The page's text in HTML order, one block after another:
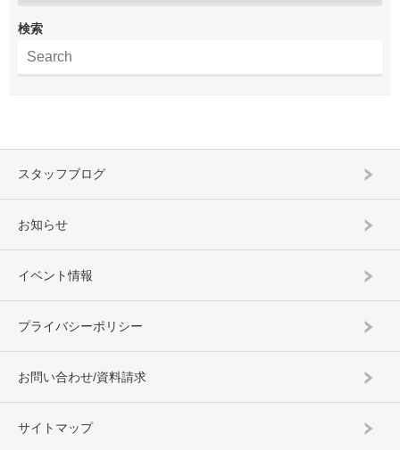
検索
スタッフブログ
お知らせ
イベント情報
プライバシーポリシー
お問い合わせ/資料請求
サイトマップ